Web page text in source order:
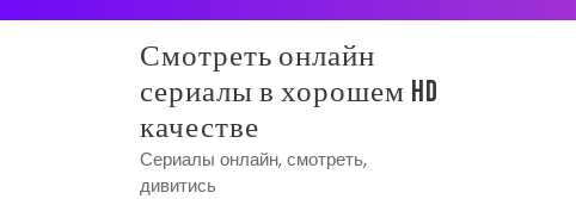
Смотреть онлайн
сериалы в хорошем HD
качестве
Сериалы онлайн, смотреть,
дивитись